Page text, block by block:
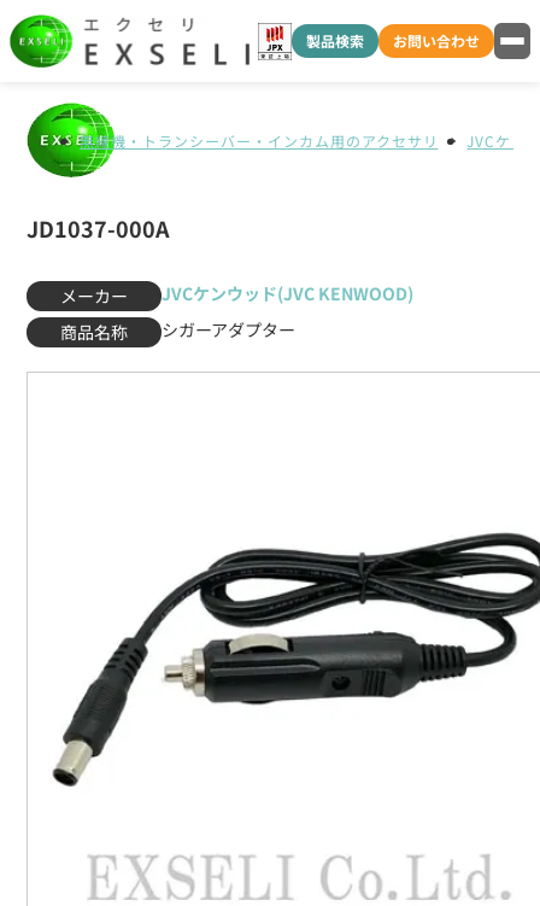
製品検索 お問い合わせ
無線機・トランシーバー・インカム用のアクセサリ JVCケン
JD1037-000A
メーカー
JVCケンウッド(JVC KENWOOD)
商品名称
シガーアダプター